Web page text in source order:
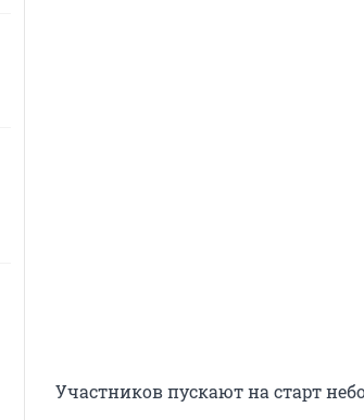
Участников пускают на старт